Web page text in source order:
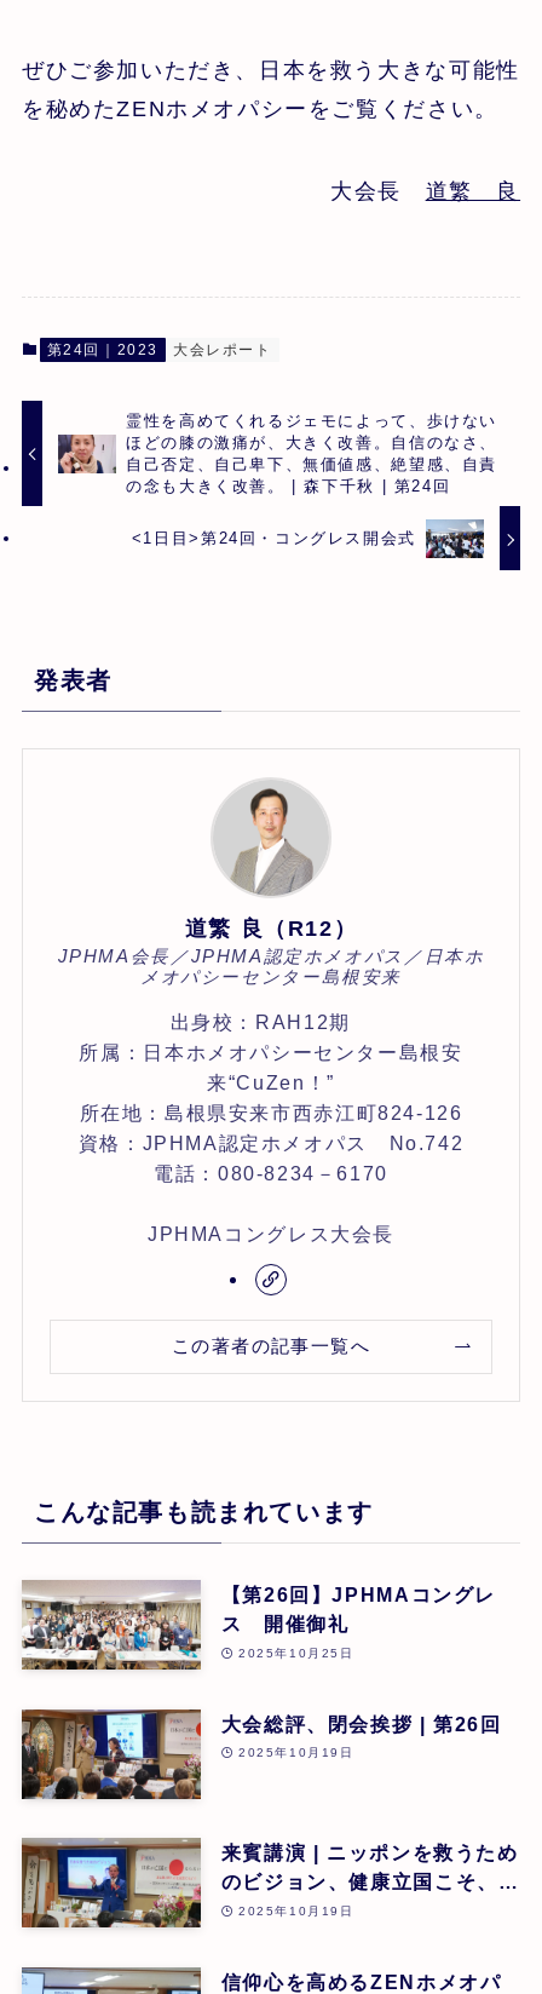
ぜひご参加いただき、日本を救う大きな可能性
を秘めたZENホメオパシーをご覧ください。
大会長 道繁 良
第24回｜2023 大会レポート
霊性を高めてくれるジェモによって、歩けない
ほどの膝の激痛が、大きく改善。自信のなさ、
自己否定、自己卑下、無価値感、絶望感、自責
の念も大きく改善。 | 森下千秋 | 第24回
<1日目>第24回・コングレス開会式
発表者
道繁 良（R12）
JPHMA会長／JPHMA認定ホメオパス／日本ホ
メオパシーセンター島根安来
出身校：RAH12期
所属：日本ホメオパシーセンター島根安
来“CuZen！”
所在地：島根県安来市西赤江町824‐126
資格：JPHMA認定ホメオパス No.742
電話：080-8234－6170
JPHMAコングレス大会長
この著者の記事一覧へ
こんな記事も読まれています
【第26回】JPHMAコングレ
ス 開催御礼
2025年10月25日
大会総評、閉会挨拶 | 第26回
2025年10月19日
来賓講演 | ニッポンを救うため
のビジョン、健康立国こそ、日
本再生の道 | 吉野敏明(医療法
ック 院長) | 第26回
2025年10月19日
信仰心を高めるZENホメオパ